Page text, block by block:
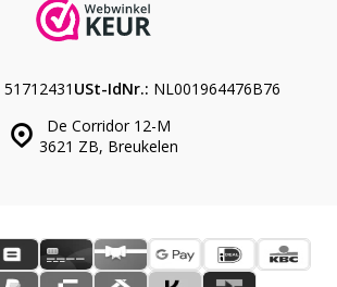
De Corridor 12-M
3621 ZB, Breukelen
51712431 USt-IdNr.: NL001964476B76